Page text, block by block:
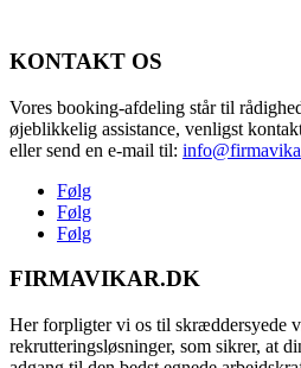
KONTAKT OS
Vores booking-afdeling står til
øjeblikkelig assistance, venligst
eller send en e-mail til:
Følg
Følg
Følg
FIRMAVIKAR.DK
Her forpligter vi os til skræddersyede
rekrutteringsløsninger, som sikrer, at